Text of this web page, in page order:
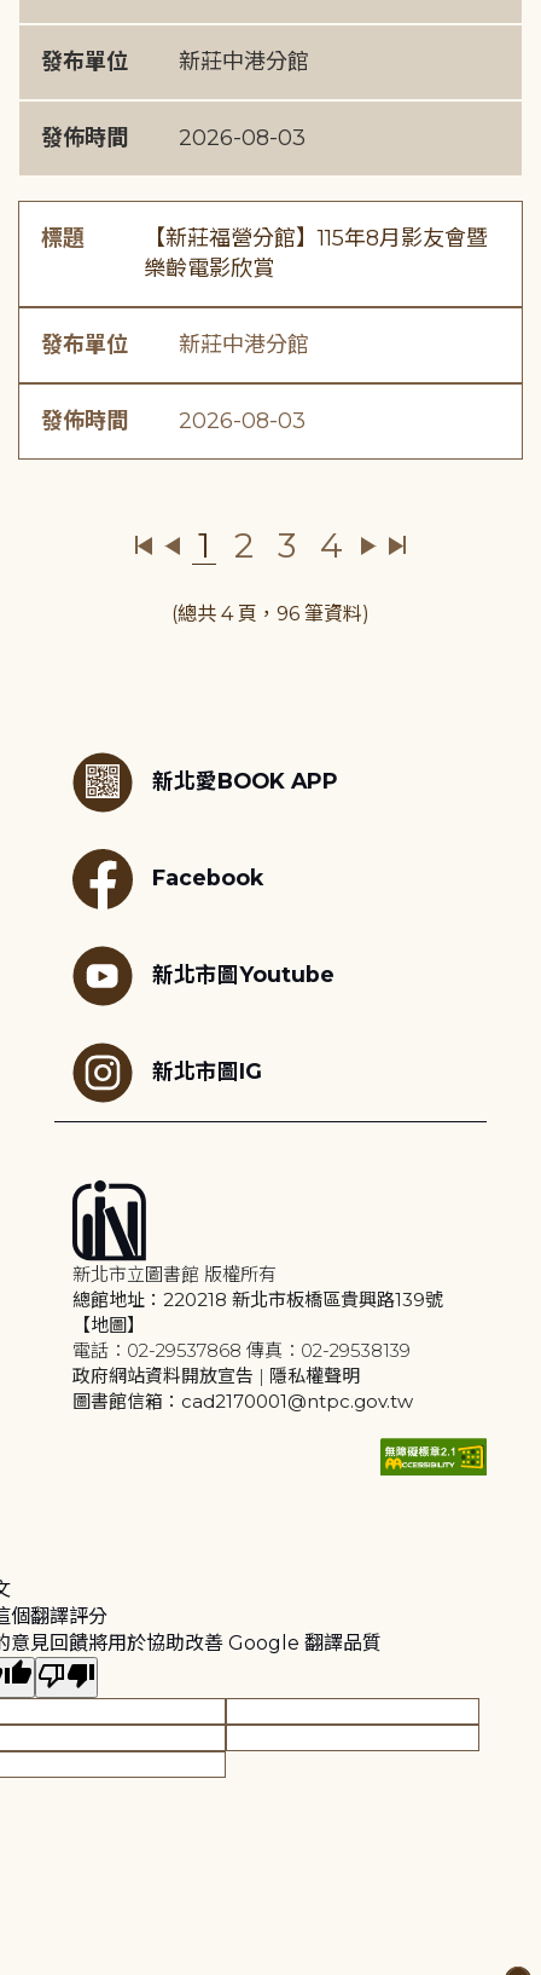
發布單位 新莊中港分館
發佈時間 2026-08-03
標題
【新莊福營分館】115年8月影友會暨
樂齡電影欣賞
發布單位 新莊中港分館
發佈時間 2026-08-03
1 2 3 4
(總共 4 頁，96 筆資料)
新北愛BOOK APP
Facebook
新北市圖Youtube
新北市圖IG
新北市立圖書館 版權所有
總館地址：220218 新北市板橋區貴興路139號
【地圖】
電話：02-29537868 傳真：02-29538139
政府網站資料開放宣告 | 隱私權聲明
圖書館信箱：cad2170001@ntpc.gov.tw
個翻譯評分
意見回饋將用於協助改善 Google 翻譯品質